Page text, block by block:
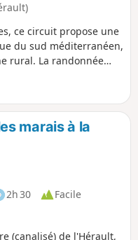
ce circuit propose une
du sud méditerranéen,
rural. La randonnée
l’on peut observer de
stalactites,
érosion. Le parcours
anciens moulins à
transformation des
à l’époque
un remarquable
murs de terrasses
en restanques,
en pierre
héritées des pratiques
marais à la
2h 30
Facile
(canalisé) de l'Hérault,